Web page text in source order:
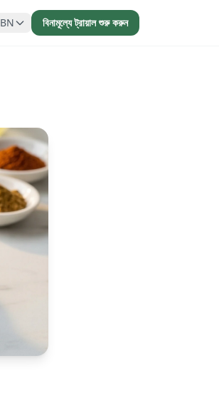
BN বিনামূল্যে ট্রায়াল শুরু করুন